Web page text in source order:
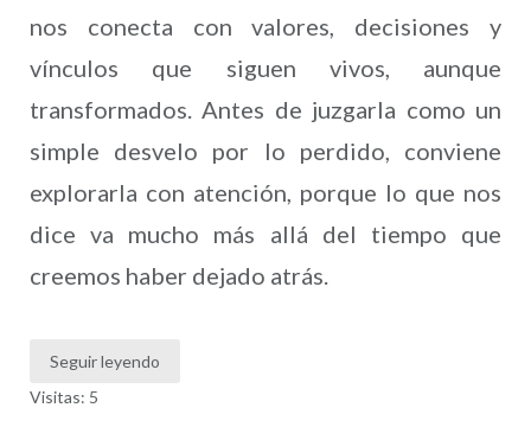
nos conecta con valores, decisiones y
vínculos que siguen vivos, aunque
transformados. Antes de juzgarla como un
simple desvelo por lo perdido, conviene
explorarla con atención, porque lo que nos
dice va mucho más allá del tiempo que
creemos haber dejado atrás.
Seguir leyendo
Visitas: 5